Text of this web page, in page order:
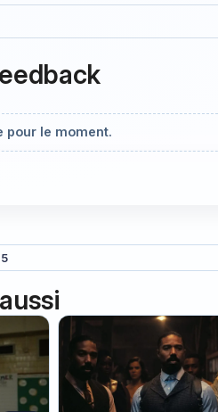
pour le moment.